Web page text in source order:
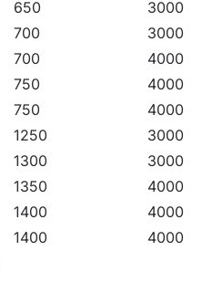
650
3000
700
3000
700
4000
750
4000
750
4000
1250
3000
1300
3000
1350
4000
1400
4000
1400
4000